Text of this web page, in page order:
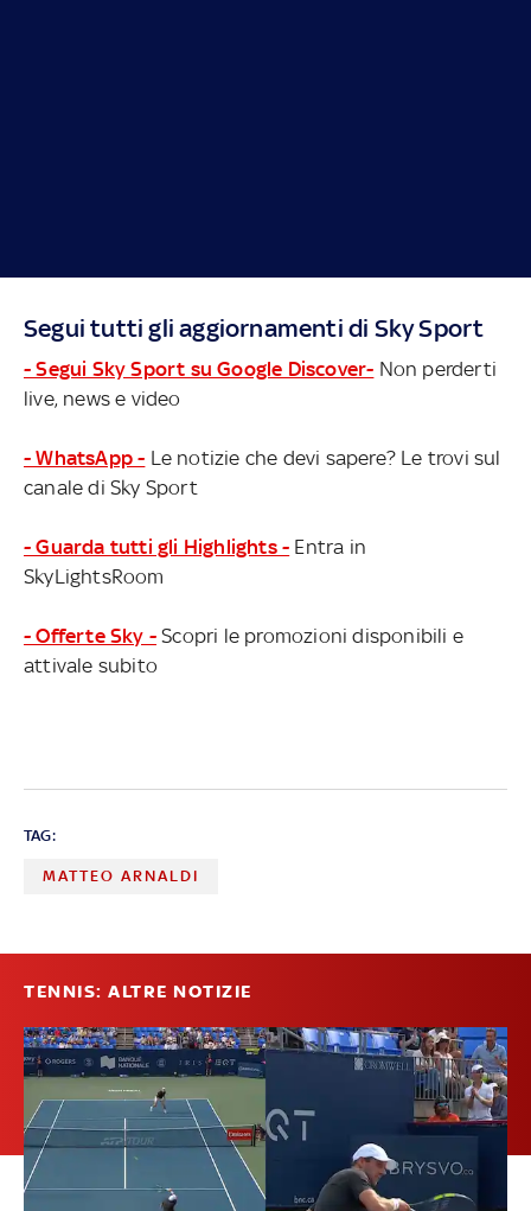
Segui tutti gli aggiornamenti di Sky Sport
- Segui Sky Sport su Google Discover- Non perderti
live, news e video
- WhatsApp - Le notizie che devi sapere? Le trovi sul
canale di Sky Sport
- Guarda tutti gli Highlights - Entra in
SkyLightsRoom
- Offerte Sky - Scopri le promozioni disponibili e
attivale subito
TAG:
MATTEO ARNALDI
TENNIS: ALTRE NOTIZIE